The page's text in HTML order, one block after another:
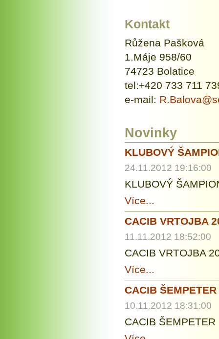
Kontakt
Růžena Pašková
1.Máje 958/60
74723 Bolatice
tel:+420 733 711
e-mail:
Novinky
KLUBOVÝ
24.11.2012 19:16:00
KLUBOVÝ
Více...
CACIB VRTOJBA
11.11.2012 18:52:00
CACIB VRTOJBA
Více...
CACIB
10.11.2012 18:31:00
CACIB